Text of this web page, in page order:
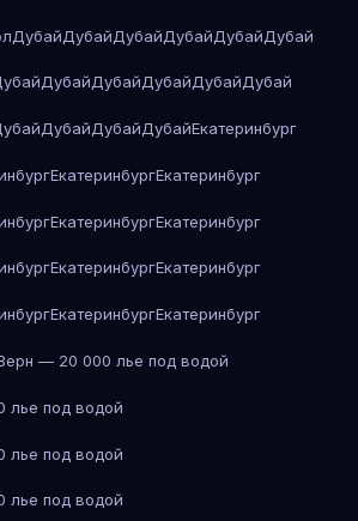
ДубайДубайДубайДубайДубайДубай
ДубайДубайДубайДубайДубай
ДубайДубайДубайЕкатеринбург
ЕкатеринбургЕкатеринбург
ЕкатеринбургЕкатеринбург
ЕкатеринбургЕкатеринбург
ЕкатеринбургЕкатеринбург
— 20 000 лье под водой
под водой
под водой
под водой